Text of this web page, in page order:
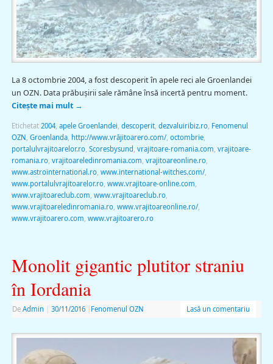
La 8 octombrie 2004, a fost descoperit în apele reci ale Groenlandei
un OZN. Data prăbuşirii sale rămâne însă incertă pentru moment.
Citește mai mult →
Etichetat 2004, apele Groenlandei descoperit, dezvaluiribiz.ro, Fenomenul
OZN Groenlanda, http://www.vrăjitoarero.com/, octombrie,
portalulvrajitoarelor.ro, Scoresbysund vrajitoare-romania.com vrajitoare-
romania.ro, vrajitoareledinromania.com vrajitoareonline.ro,
www.astrointernational.ro, www.international-witches.com/,
www.portalulvrajitoarelor.ro, www.vrajitoare-online.com
www.vrajitoareclub.com www.vrajitoareclub.ro,
www.vrajitoareledinromania.ro, www.vrajitoareonline.ro/,
www.vrajitoarero.com www.vrajitoarero.ro
Monolit gigantic plutitor straniu
în Iordania
De Admin 30/11/2016 Fenomenul OZN Lasă un comentariu